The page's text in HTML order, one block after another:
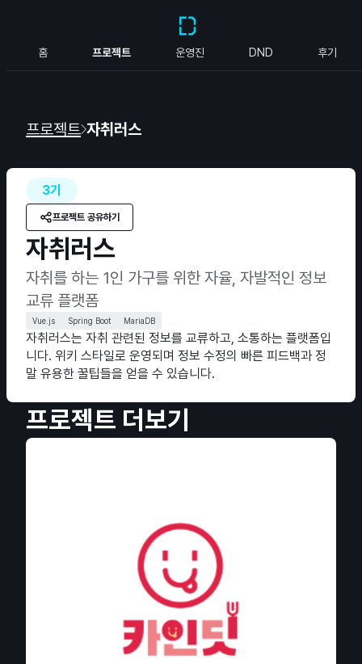
홈 프로젝트 운영진 DND 후기
프로젝트 자취러스
3기
프로젝트 공유하기
자취러스
자취를 하는 1인 가구를 위한 자율, 자발적인 정보
교류 플랫폼
Vue.js Spring Boot MariaDB
자취러스는 자취 관련된 정보를 교류하고, 소통하는 플랫폼입
니다. 위키 스타일로 운영되며 정보 수정의 빠른 피드백과 정
말 유용한 꿀팁들을 얻을 수 있습니다.
프로젝트 더보기